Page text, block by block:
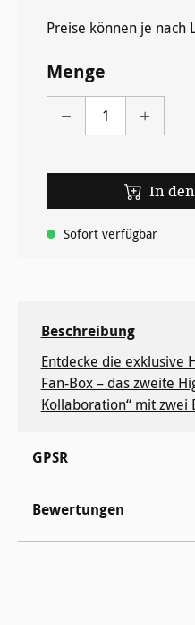
Preise können je nach
Menge
In
Sofort verfügbar
Beschreibung
Entdecke die exklusive
Fan-Box – das zweite
Kollaboration“ mit zwei
GPSR
Bewertungen